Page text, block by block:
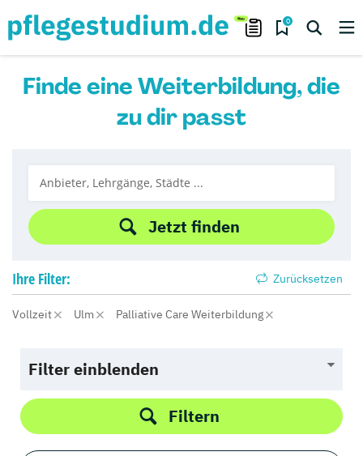
0
Finde eine Weiterbildung, die
zu dir passt
Jetzt finden
Ihre Filter: Zurücksetzen
Vollzeit Ulm Palliative Care Weiterbildung
Filter einblenden
Filtern